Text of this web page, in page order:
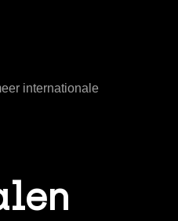
internationale